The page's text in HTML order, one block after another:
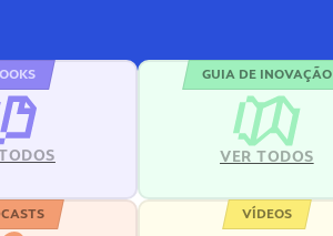
GUIA DE INOVAÇÃO
VER TODOS
VÍDEOS